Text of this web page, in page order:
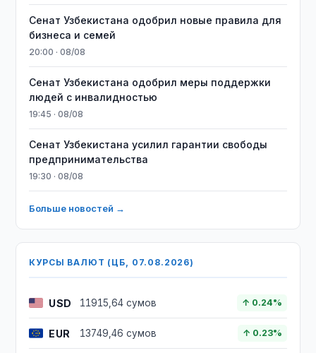
Сенат Узбекистана одобрил новые правила для
бизнеса и семей
20:00 · 08/08
Сенат Узбекистана одобрил меры поддержки
людей с инвалидностью
19:45 · 08/08
Сенат Узбекистана усилил гарантии свободы
предпринимательства
19:30 · 08/08
Больше новостей →
КУРСЫ ВАЛЮТ (ЦБ, 07.08.2026)
USD 11915,64 сумов ↑ 0.24%
EUR 13749,46 сумов ↑ 0.23%